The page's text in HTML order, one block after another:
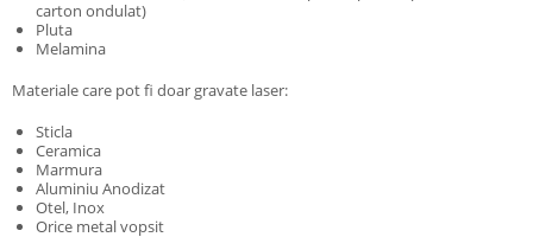
carton ondulat)
Pluta
Melamina
Materiale care pot fi doar gravate laser:
Sticla
Ceramica
Marmura
Aluminiu Anodizat
Otel, Inox
Orice metal vopsit